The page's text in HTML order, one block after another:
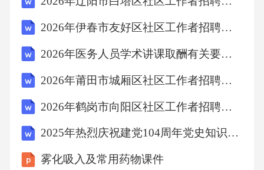
1.下列关于企业内部控制制度的目标，正确的有
（）。
A.防范风险
C.保障权益
2026年伊春市友好区社区工作者招聘笔试参考试题及答案解析
2026年医务人员学术讲课取酬有关要求的规章制度及成效经验(2篇)
2026年莆田市城厢区社区工作者招聘考试模拟试题及答案解析
2026年鹤岗市向阳区社区工作者招聘考试模拟试题及答案解析
2025年热烈庆祝建党104周年党史知识竞赛题库及答案（共300题）
雾化吸入及常用药物课件